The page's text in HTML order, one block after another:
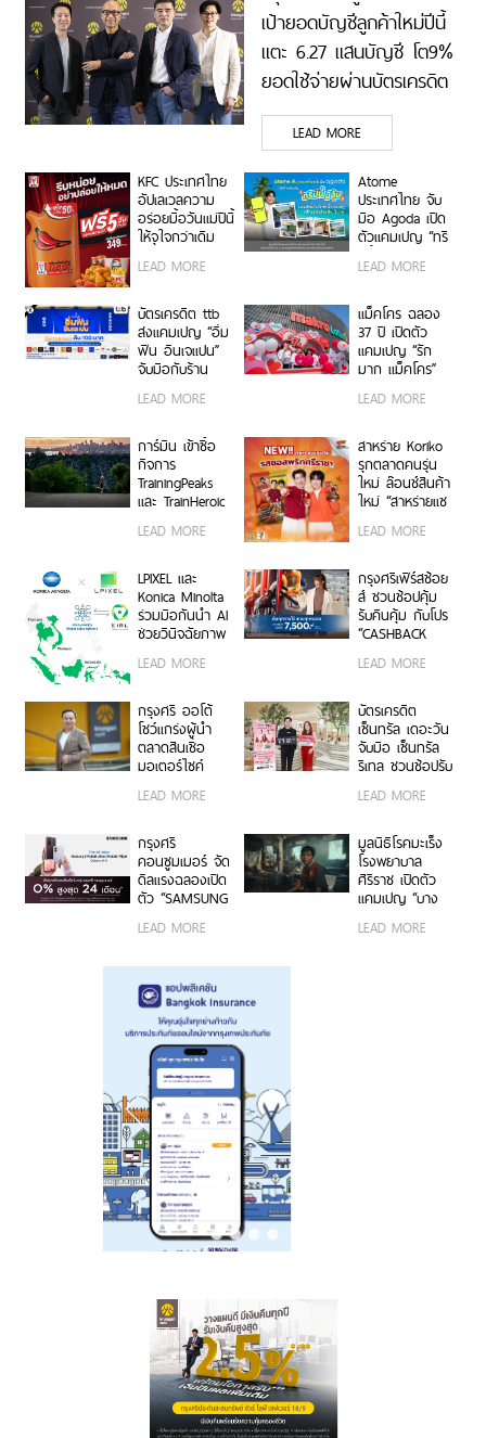
เป้ายอดบัญชีลูกค้าใหม่ปีนี้
แตะ 6.27 แสนบัญชี โต9%
ยอดใช้จ่ายผ่านบัตรเครดิต
4.2 แสนล้านบาท โต 6%
และยอดสินเชื่อใหม่ 9.8 หมื่น
ล้านบาท เร่งขยายสินเชื่อ-
นายหน้าประกันภัย เจาะกลุ่ม
Wealth และยกระดับบัตร
เครดิตลูกค้าองค์กร
LEAD MORE
KFC ประเทศไทย
อัปเลเวลความ
อร่อยมื้อวันแม่ปีนี้
ให้จุใจกว่าเดิม
จัมโบ้” ปริมาณ
เพียงซื้อชุดบัก
เก็ตที่ร่วมรายการ
ราคา 349 บาท
ขึ้นไป ตั้งแต่ 8 –
ร้าน KFC ทั่ว
LEAD MORE
Atome
ประเทศไทย จับ
มือ Agoda เปิด
ตัวแคมเปญ “ทริ
ปนี้มีลุ้น” มอบ
สิทธิ์ลุ้นเข้าพัก
ผ่อน 0% ได้ 3
งวด**
LEAD MORE
บัตรเครดิต ttb
ส่งแคมเปญ “อิ่ม
ฟิน อินเจแปน”
จับมือกับร้าน
ดังกว่า 40 ร้าน
LEAD MORE
แม็คโคร ฉลอง
37 ปี เปิดตัว
แคมเปญ “รัก
มาก แม็คโคร”
ลูกค้าและผู้
ร่วมเติบโตเคียง
ข้างกันมา
LEAD MORE
การ์มิน เข้าซื้อ
กิจการ
TrainingPeaks
และ TrainHeroic
กลุ่มธุรกิจฟิตเนส
2569 โต 25%
LEAD MORE
สาหร่าย Koriko
รุกตลาดคนรุ่น
ใหม่ ล๊อนช์สินค้า
ใหม่ “สาหร่ายแซ
ศรีราชา”
LEAD MORE
LPIXEL และ
Konica Minolta
ร่วมมือกันนำ AI
ช่วยวินิจฉัยภาพ
“EIRL” สู่ตลาด
LEAD MORE
กรุงศรีเฟิร์สช้อย
ส์ ชวนช้อปคุ้ม
รับคืนคุ้ม กับโปร
“CASHBACK
เครดิตเงินคืน
บาท
LEAD MORE
กรุงศรี ออโต้
โชว์แกร่งผู้นำ
ตลาดสินเชื่อ
มอเตอร์ไซค์
ทะลุ 40,000 ล้าน
LEAD MORE
บัตรเครดิต
เซ็นทรัล เดอะวัน
จับมือ เซ็นทรัล
รีเทล ชวนช้อปรับ
= 1 พอยท์ กับ
RETAIL X T1
CARD DAY”
LEAD MORE
กรุงศรี
คอนซูมเมอร์ จัด
ดีลแรงฉลองเปิด
ตัว “SAMSUNG
Ultra | Fold8 |
นานสูงสุด 24
เดือน
LEAD MORE
มูลนิธิโรคมะเร็ง
โรงพยาบาล
ศิริราช เปิดตัว
แคมเปญ “บาง
ป่วยหนัก” ชวน
LEAD MORE